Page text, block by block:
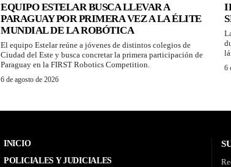
EQUIPO ESTELAR BUSCA LLEVAR A
PARAGUAY POR PRIMERA VEZ A LA ÉLITE
MUNDIAL DE LA ROBÓTICA
El equipo Estelar reúne a jóvenes de distintos colegios de
Ciudad del Este y busca concretar la primera participación de
Paraguay en la FIRST Robotics Competition.
6 de agosto de 2026
6
INICIO
POLICIALES Y JUDICIALES